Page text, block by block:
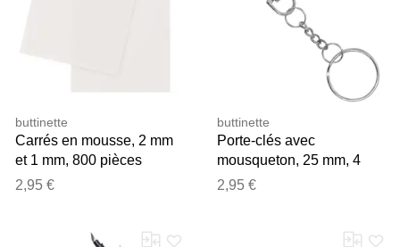
buttinette
Carrés en mousse, 2 mm
et 1 mm, 800 pièces
2,95 €
buttinette
Porte-clés avec
mousqueton, 25 mm, 4
pièces
2,95 €